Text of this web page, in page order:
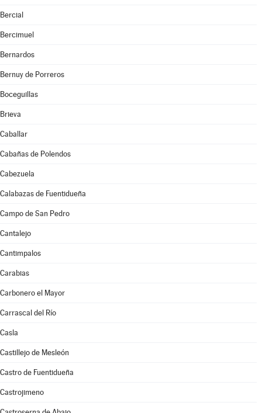
Bercial
Bercimuel
Bernardos
Bernuy de Porreros
Boceguillas
Brieva
Caballar
Cabañas de Polendos
Cabezuela
Calabazas de Fuentidueña
Campo de San Pedro
Cantalejo
Cantimpalos
Carabias
Carbonero el Mayor
Carrascal del Río
Casla
Castillejo de Mesleón
Castro de Fuentidueña
Castrojimeno